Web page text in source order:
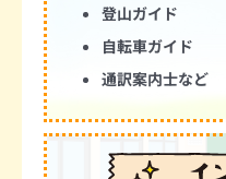
登山ガイド
自転車ガイド
通訳案内士など